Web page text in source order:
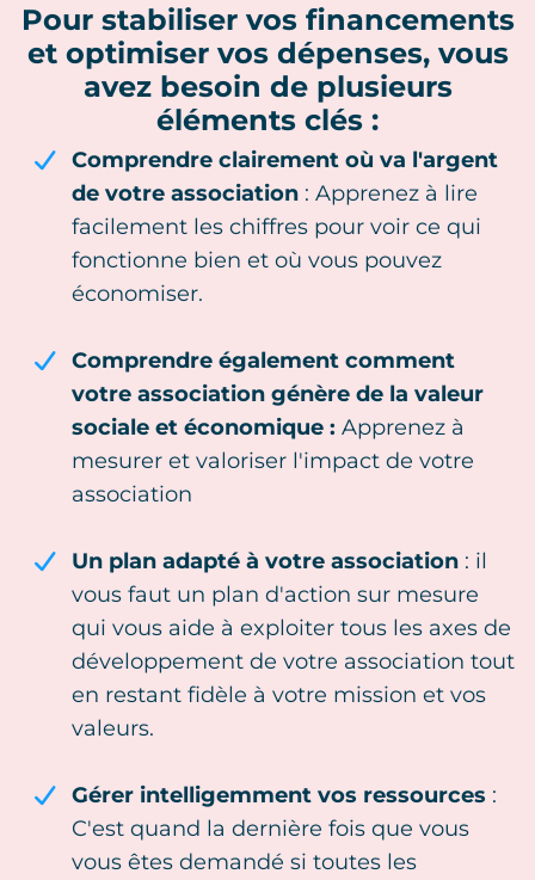
Pour stabiliser vos financements
et optimiser vos dépenses, vous
avez besoin de plusieurs
éléments clés :
Comprendre clairement où va l'argent
de votre association : Apprenez à lire
facilement les chiffres pour voir ce qui
fonctionne bien et où vous pouvez
économiser.
Comprendre également comment
votre association génère de la valeur
sociale et économique : Apprenez à
mesurer et valoriser l'impact de votre
association
Un plan adapté à votre association : il
vous faut un plan d'action sur mesure
qui vous aide à exploiter tous les axes de
développement de votre association tout
en restant fidèle à votre mission et vos
valeurs.
Gérer intelligemment vos ressources :
C'est quand la dernière fois que vous
vous êtes demandé si toutes les